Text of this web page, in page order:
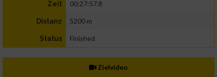
Zeit 00:27:57.8
Distanz 5200 m
Status Finished
Zielvideo